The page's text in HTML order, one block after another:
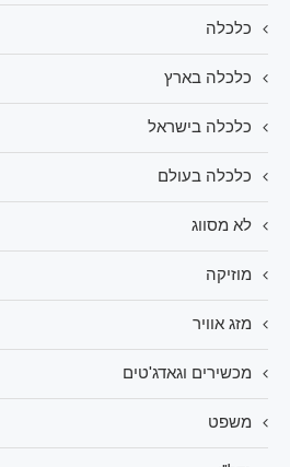
כלכלה
כלכלה בארץ
כלכלה בישראל
כלכלה בעולם
לא מסווג
מוזיקה
מזג אוויר
מכשירים וגאדג'טים
משפט